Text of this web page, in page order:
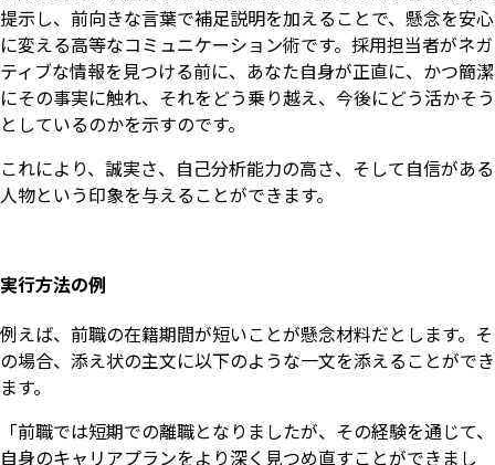
提示し、前向きな言葉で補足説明を加えることで、懸念を安心
に変える高等なコミュニケーション術です。採用担当者がネガ
ティブな情報を見つける前に、あなた自身が正直に、かつ簡潔
にその事実に触れ、それをどう乗り越え、今後にどう活かそう
としているのかを示すのです。
これにより、誠実さ、自己分析能力の高さ、そして自信がある
人物という印象を与えることができます。
実行方法の例
例えば、前職の在籍期間が短いことが懸念材料だとします。そ
の場合、添え状の主文に以下のような一文を添えることができ
ます。
「前職では短期での離職となりましたが、その経験を通じて、
自身のキャリアプランをより深く見つめ直すことができまし